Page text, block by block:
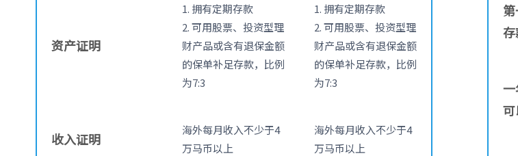
资产证明
1. 拥有定期存款
2. 可用股票、投资型理
财产品或含有退保金额
的保单补足存款，比例
为7:3
1. 拥有定期存款
2. 可用股票、投资型理
财产品或含有退保金额
的保单补足存款，比例
为7:3
收入证明
海外每月收入不少于4
万马币以上
海外每月收入不少于4
万马币以上